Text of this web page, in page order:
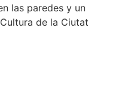
las paredes y un
de la Ciutat